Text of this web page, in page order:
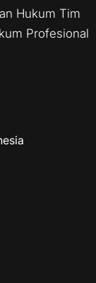
Hukum Tim
Profesional